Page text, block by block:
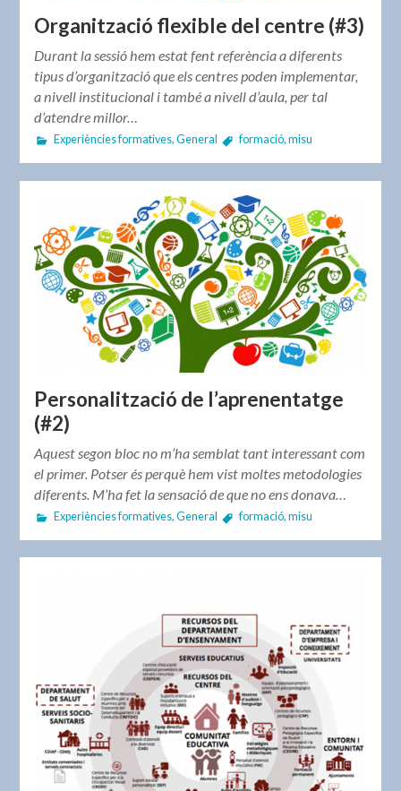
Organització flexible del centre (#3)
Durant la sessió hem estat fent referència a diferents
tipus d’organització que els centres poden implementar,
a nivell institucional i també a nivell d’aula, per tal
d’atendre millor…
Experiències formatives, General formació, misu
Personalització de l’aprenentatge
(#2)
Aquest segon bloc no m’ha semblat tant interessant com
el primer. Potser és perquè hem vist moltes metodologies
diferents. M’ha fet la sensació de que no ens donava…
Experiències formatives, General formació, misu